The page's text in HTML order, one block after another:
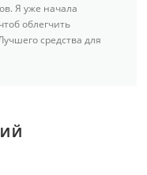
Я уже начала
облегчить
средства для